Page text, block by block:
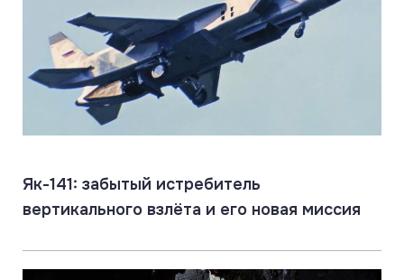
Як-141: забытый истребитель
вертикального взлёта и его новая миссия